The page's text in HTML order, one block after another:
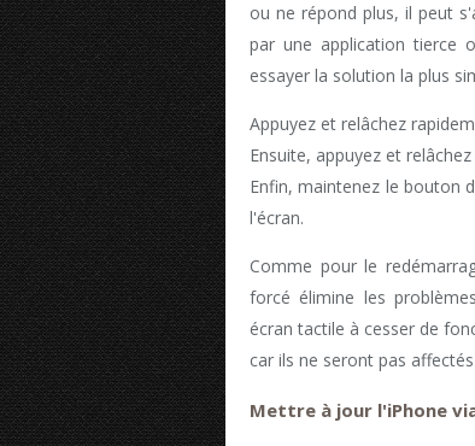
ou ne répond plus, il peut
par une application tierce
essayer la solution la plus
Appuyez et relâchez
Ensuite, appuyez et
Enfin, maintenez le bouton
l'écran.
Comme pour le
forcé élimine les
écran tactile à cesser de
car ils ne seront pas
Mettre à jour l'iPhone